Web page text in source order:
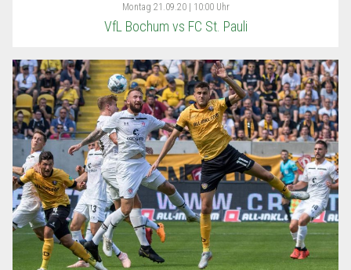
Montag 21.09.20 | 10:00 Uhr
VfL Bochum vs FC St. Pauli